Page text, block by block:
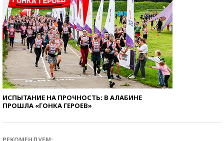
ИСПЫТАНИЕ НА ПРОЧНОСТЬ: В АЛАБИНЕ
ПРОШЛА «ГОНКА ГЕРОЕВ»